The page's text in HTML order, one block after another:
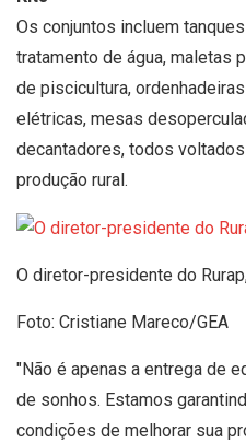
Os conjuntos incluem
tratamento de água, maletas
de piscicultura,
elétricas, mesas
decantadores, todos
produção rural.
O diretor-presidente do
Foto: Cristiane Mareco/GEA
"Não é apenas a entrega de
de sonhos. Estamos
condições de melhorar sua